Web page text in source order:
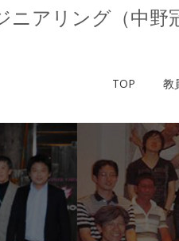
ニアリング（中野
TOP 教